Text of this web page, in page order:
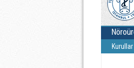
Kurullar